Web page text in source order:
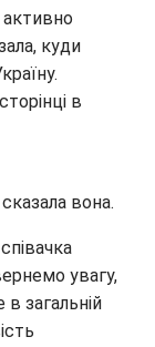
активно
куди
в
вона.
увагу,
загальній